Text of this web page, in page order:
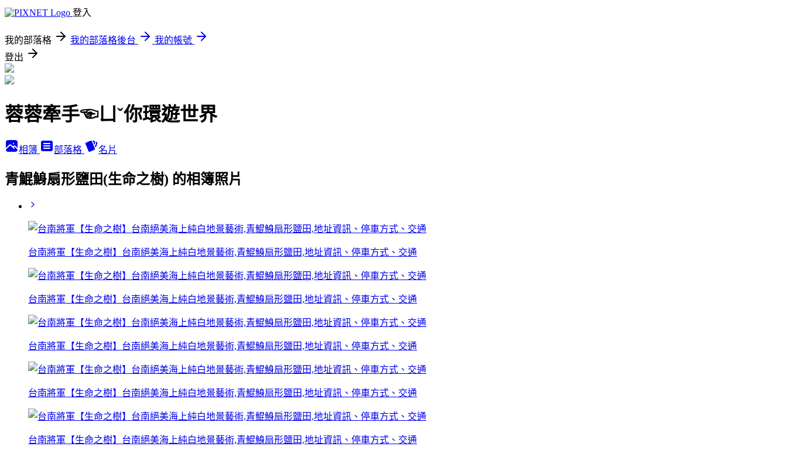
登入
我的部落格 我的部落格後台
我的帳號
登出
蓉蓉牽手☜ㄩˇ你環遊世界
相簿 部落格 名片
青鯤鯓扇形鹽田(生命之樹) 的相簿照片
台南將軍【生命之樹】台南絕美海上純白地景藝術,青鯤鯓扇形鹽田,地址資訊、停車方式、交通
台南將軍【生命之樹】台南絕美海上純白地景藝術,青鯤鯓扇形鹽田,地址資訊、停車方式、交通
台南將軍【生命之樹】台南絕美海上純白地景藝術,青鯤鯓扇形鹽田,地址資訊、停車方式、交通
台南將軍【生命之樹】台南絕美海上純白地景藝術,青鯤鯓扇形鹽田,地址資訊、停車方式、交通
台南將軍【生命之樹】台南絕美海上純白地景藝術,青鯤鯓扇形鹽田,地址資訊、停車方式、交通